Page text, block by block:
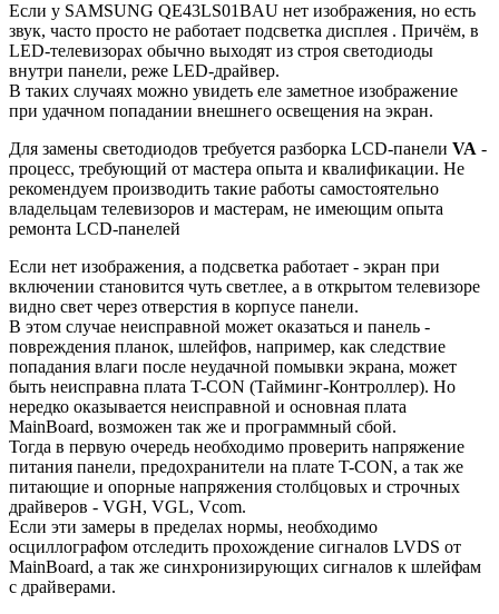
Если у SAMSUNG QE43LS01BAU нет изображения, но есть
звук, часто просто не работает подсветка дисплея . Причём, в
LED-телевизорах обычно выходят из строя светодиоды
внутри панели, реже LED-драйвер.
В таких случаях можно увидеть еле заметное изображение
при удачном попадании внешнего освещения на экран.
Для замены светодиодов требуется разборка LCD-панели VA -
процесс, требующий от мастера опыта и квалификации. Не
рекомендуем производить такие работы самостоятельно
владельцам телевизоров и мастерам, не имеющим опыта
ремонта LCD-панелей
Если нет изображения, а подсветка работает - экран при
включении становится чуть светлее, а в открытом телевизоре
видно свет через отверстия в корпусе панели.
В этом случае неисправной может оказаться и панель -
повреждения планок, шлейфов, например, как следствие
попадания влаги после неудачной помывки экрана, может
быть неисправна плата T-CON (Тайминг-Контроллер). Но
нередко оказывается неисправной и основная плата
MainBoard, возможен так же и программный сбой.
Тогда в первую очередь необходимо проверить напряжение
питания панели, предохранители на плате T-CON, а так же
питающие и опорные напряжения столбцовых и строчных
драйверов - VGH, VGL, Vcom.
Если эти замеры в пределах нормы, необходимо
осциллографом отследить прохождение сигналов LVDS от
MainBoard, а так же синхронизирующих сигналов к шлейфам
с драйверами.